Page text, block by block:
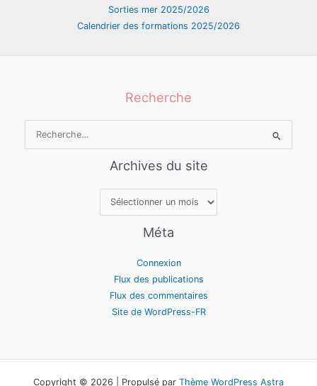
Sorties mer 2025/2026
Calendrier des formations 2025/2026
Recherche
Archives du site
Archives
Méta
Connexion
Flux des publications
Flux des commentaires
Site de WordPress-FR
Copyright © 2026 | Propulsé par Thème WordPress Astra